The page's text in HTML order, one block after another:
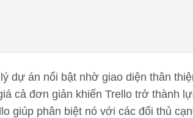
dự án nổi bật nhờ giao diện thân
cả đơn giản khiến Trello trở thành
giúp phân biệt nó với các đối thủ